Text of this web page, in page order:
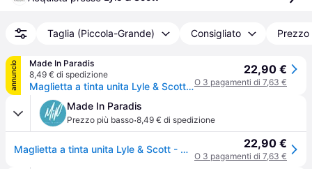
Taglia (Piccola-Grande) Consigliato
annuncio
Made In Paradis
8,49 € di spedizione
Maglietta a tinta unita Lyle & Scott - Gris - XS
22,90 €
O 3 pagamenti di 7,63 €
Made In Paradis
Prezzo più basso·8,49 € di spedizione
Maglietta a tinta unita Lyle & Scott - Gris - XS 22,90 €
O 3 pagamenti di 7,63 €